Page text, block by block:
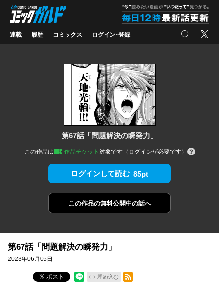
コミックガルド
連載 履歴 コミックス ログイン･登録 検索 X
第67話「問題解決の瞬発力」
この作品は 作品チケット 対象です（ログインが必要です）
ログインして読む 85pt
この作品の無料公開中の話へ
第67話「問題解決の瞬発力」
2023年06月05日
ポスト 埋め込む
RSSフィード